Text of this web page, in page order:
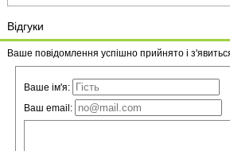
Відгуки
Ваше повідомлення успішно прийнято і
Ваше ім'я:
Ваш email: